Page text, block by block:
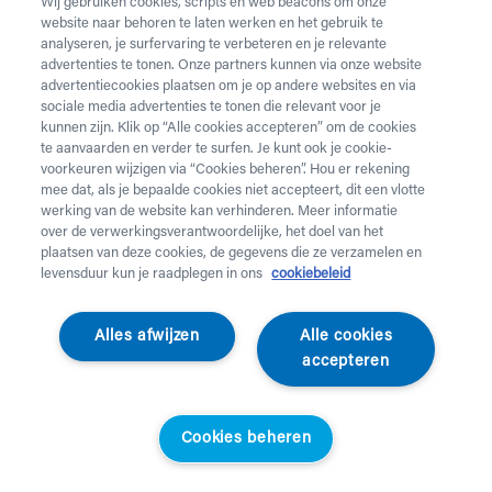
40% extra korting
Schildpad & Baby
Standaardprijs
89,95 €48,57
40% extra korting
Zeester
Standaardprijs
€ 99,95 €53,97
website naar behoren te laten werken en het gebruik te
analyseren, je surfervaring te verbeteren en je relevante
advertenties te tonen. Onze partners kunnen via onze website
advertentiecookies plaatsen om je op andere websites en via
sociale media advertenties te tonen die relevant voor je
kunnen zijn. Klik op “Alle cookies accepteren” om de cookies
te aanvaarden en verder te surfen. Je kunt ook je cookie-
voorkeuren wijzigen via “Cookies beheren”. Hou er rekening
mee dat, als je bepaalde cookies niet accepteert, dit een vlotte
werking van de website kan verhinderen. Meer informatie
over de verwerkingsverantwoordelijke, het doel van het
plaatsen van deze cookies, de gegevens die ze verzamelen en
levensduur kun je raadplegen in ons
cookiebeleid
Alle cookies
accepteren
Alles afwijzen
Cookies beheren